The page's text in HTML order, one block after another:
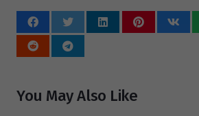
You May Also Like